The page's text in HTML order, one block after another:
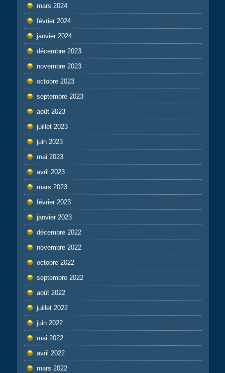
mars 2024
février 2024
janvier 2024
décembre 2023
novembre 2023
octobre 2023
septembre 2023
août 2023
juillet 2023
juin 2023
mai 2023
avril 2023
mars 2023
février 2023
janvier 2023
décembre 2022
novembre 2022
octobre 2022
septembre 2022
août 2022
juillet 2022
juin 2022
mai 2022
avril 2022
mars 2022